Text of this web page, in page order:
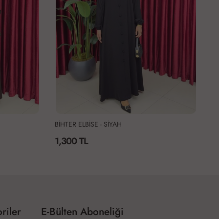
BİHTER ELBİSE - SİYAH
1,300 TL
E-Bülten Aboneliği